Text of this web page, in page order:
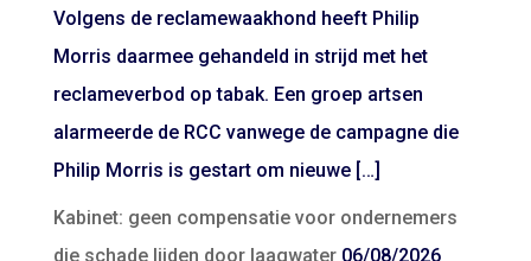
Volgens de reclamewaakhond heeft Philip
Morris daarmee gehandeld in strijd met het
reclameverbod op tabak. Een groep artsen
alarmeerde de RCC vanwege de campagne die
Philip Morris is gestart om nieuwe […]
Kabinet: geen compensatie voor ondernemers
die schade lijden door laagwater 06/08/2026